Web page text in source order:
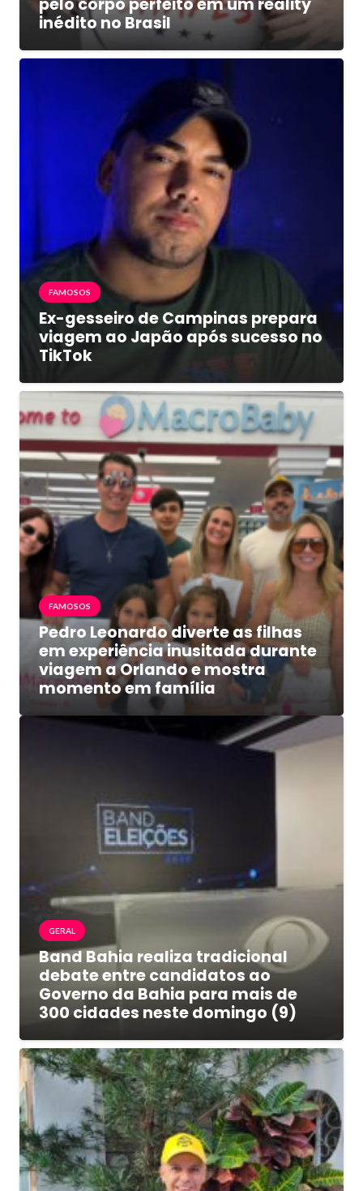
inédito no Brasil
FAMOSOS
Ex-gesseiro de Campinas prepara
viagem ao Japão após sucesso no
TikTok
FAMOSOS
Pedro Leonardo diverte as filhas
em experiência inusitada durante
viagem a Orlando e mostra
momento em família
GERAL
Band Bahia realiza tradicional
debate entre candidatos ao
Governo da Bahia para mais de
300 cidades neste domingo (9)